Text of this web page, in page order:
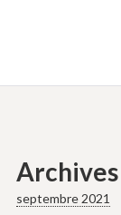
Archives
septembre 2021